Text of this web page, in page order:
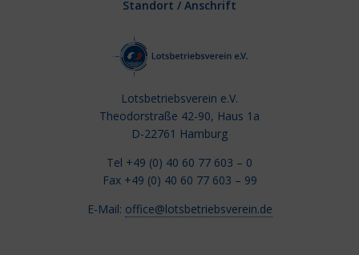
Standort / Anschrift
Lotsbetriebsverein e.V.
Theodorstraße 42-90, Haus 1a
D-22761 Hamburg
Tel +49 (0) 40 60 77 603 – 0
Fax +49 (0) 40 60 77 603 – 99
E-Mail: office@lotsbetriebsverein.de